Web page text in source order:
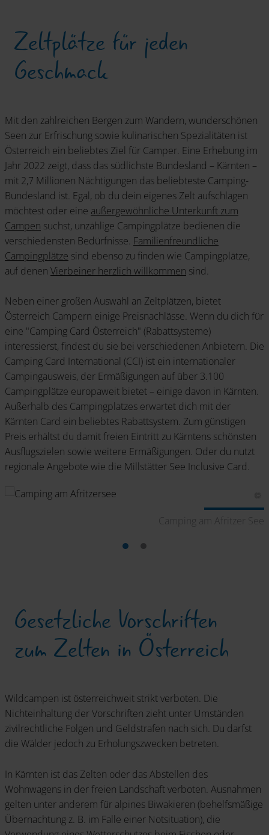
Zeltplätze für jeden
Geschmack
Mit den zahlreichen Bergen zum Wandern, wunderschönen
Seen zur Erfrischung sowie kulinarischen Spezialitäten ist
Österreich ein beliebtes Ziel für Camper. Eine Erhebung im
Jahr 2022 zeigt, dass das südlichste Bundesland – Kärnten –
mit 2,7 Millionen Nächtigungen das beliebteste Camping-
Bundesland ist. Egal, ob du dein eigenes Zelt aufschlagen
möchtest oder eine außergewöhnliche Unterkunft zum
Campen suchst, unzählige Campingplätze bedienen die
verschiedensten Bedürfnisse. Familienfreundliche
Campingplätze sind ebenso zu finden wie Campingplätze,
auf denen Vierbeiner herzlich willkommen sind.
Neben einer großen Auswahl an Zeltplätzen, bietet
Österreich Campern einige Preisnachlässe. Wenn du dich für
eine "Camping Card Österreich" (Rabattsysteme)
interessierst, findest du sie bei verschiedenen Anbietern. Die
Camping Card International (CCI) ist ein internationaler
Campingausweis, der Ermäßigungen auf über 3.100
Campingplätze europaweit bietet – einige davon in Kärnten.
Außerhalb des Campingplatzes erwartet dich mit der
Kärnten Card ein beliebtes Rabattsystem. Zum günstigen
Preis erhältst du damit freien Eintritt zu Kärntens schönsten
Ausflugszielen sowie weitere Ermäßigungen. Oder du nutzt
regionale Angebote wie die Millstätter See Inclusive Card.
Camping am Afritzer See
Gesetzliche Vorschriften
zum Zelten in Österreich
Wildcampen ist österreichweit strikt verboten. Die
Nichteinhaltung der Vorschriften zieht unter Umständen
zivilrechtliche Folgen und Geldstrafen nach sich. Du darfst
die Wälder jedoch zu Erholungszwecken betreten.
In Kärnten ist das Zelten oder das Abstellen des
Wohnwagens in der freien Landschaft verboten. Ausnahmen
gelten unter anderem für alpines Biwakieren (behelfsmäßige
Übernachtung z. B. im Falle einer Notsituation), die